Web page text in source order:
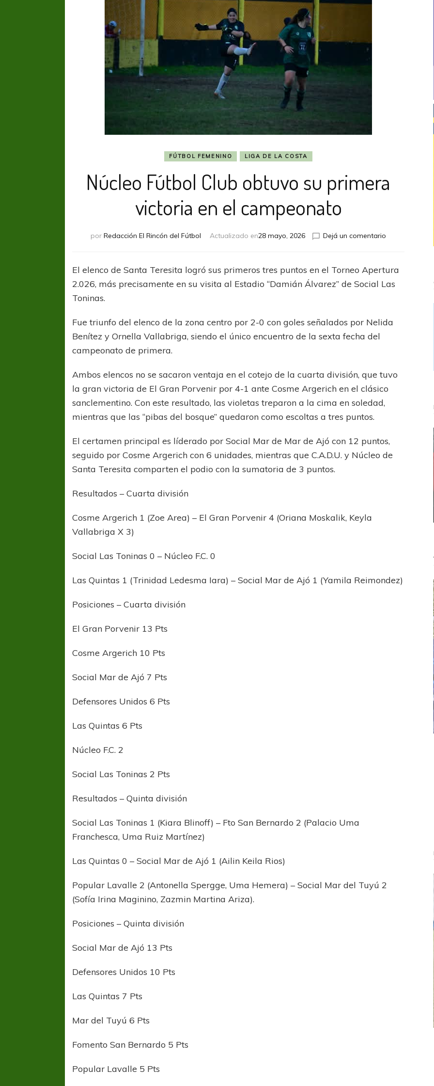
FÚTBOL FEMENINO LIGA DE LA COSTA
Núcleo Fútbol Club obtuvo su primera
victoria en el campeonato
por Redacción El Rincón del Fútbol Actualizado en28 mayo, 2026 Dejá un comentario
obtuvo
su
el
El elenco de Santa Teresita logró sus primeros tres puntos en el Torneo Apertura
2.026, más precisamente en su visita al Estadio “Damián Álvarez” de Social Las
Toninas.
Fue triunfo del elenco de la zona centro por 2-0 con goles señalados por Nelida
Benítez y Ornella Vallabriga, siendo el único encuentro de la sexta fecha del
campeonato de primera.
Ambos elencos no se sacaron ventaja en el cotejo de la cuarta división, que tuvo
la gran victoria de El Gran Porvenir por 4-1 ante Cosme Argerich en el clásico
sanclementino. Con este resultado, las violetas treparon a la cima en soledad,
mientras que las “pibas del bosque” quedaron como escoltas a tres puntos.
El certamen principal es líderado por Social Mar de Mar de Ajó con 12 puntos,
seguido por Cosme Argerich con 6 unidades, mientras que C.A.D.U. y Núcleo de
Santa Teresita comparten el podio con la sumatoria de 3 puntos.
Resultados – Cuarta división
Cosme Argerich 1 (Zoe Area) – El Gran Porvenir 4 (Oriana Moskalik, Keyla
Vallabriga X 3)
Social Las Toninas 0 – Núcleo F.C. 0
Las Quintas 1 (Trinidad Ledesma Iara) – Social Mar de Ajó 1 (Yamila Reimondez)
Posiciones – Cuarta división
El Gran Porvenir 13 Pts
Cosme Argerich 10 Pts
Social Mar de Ajó 7 Pts
Defensores Unidos 6 Pts
Las Quintas 6 Pts
Núcleo F.C. 2
Social Las Toninas 2 Pts
Resultados – Quinta división
Social Las Toninas 1 (Kiara Blinoff) – Fto San Bernardo 2 (Palacio Uma
Franchesca, Uma Ruiz Martínez)
Las Quintas 0 – Social Mar de Ajó 1 (Ailin Keila Rios)
Popular Lavalle 2 (Antonella Spergge, Uma Hemera) – Social Mar del Tuyú 2
(Sofía Irina Maginino, Zazmin Martina Ariza).
Posiciones – Quinta división
Social Mar de Ajó 13 Pts
Defensores Unidos 10 Pts
Las Quintas 7 Pts
Mar del Tuyú 6 Pts
Fomento San Bernardo 5 Pts
Popular Lavalle 5 Pts
A pesar de la derrota Tigre avanzó a
FÚTBOL FEMENINO
Ajustada caída de Verónica en Alejandro
FÚTBOL FEMENINO
Verónica jugará ante Estrella del Sur en el